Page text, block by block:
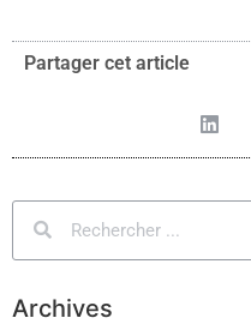
Partager cet article
Archives